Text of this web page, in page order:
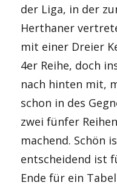
der Liga, in der
Herthaner
mit einer Dreier
4er Reihe, doch
nach hinten mit,
schon in des
zwei fünfer
machend. Schön
entscheidend ist
Ende für ein